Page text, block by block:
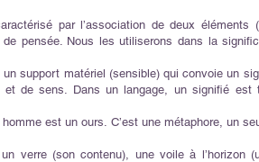
par l’association de deux éléments
pensée. Nous les utiliserons dans la
support matériel (sensible) qui convoie un
de sens. Dans un langage, un signifié est
est un ours. C’est une métaphore, un
verre (son contenu), une voile à l’horizon